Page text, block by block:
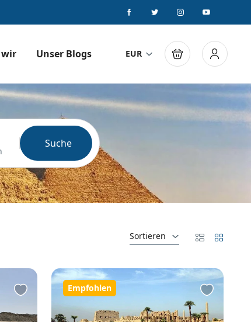
wir Unser Blogs EUR
Suche
Sortieren
Empfohlen